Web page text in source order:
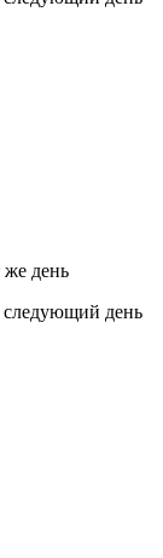
же день
следующий день